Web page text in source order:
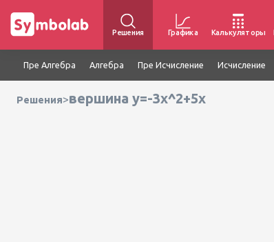
Решения Графика Калькуляторы
Пре Алгебра Алгебра Пре Исчисление Исчисление
Решения>вершина y=-3x^2+5x